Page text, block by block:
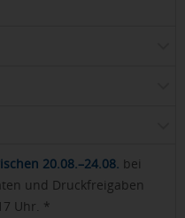
20.08.–24.08. bei
und Druckfreigaben
Uhr. *